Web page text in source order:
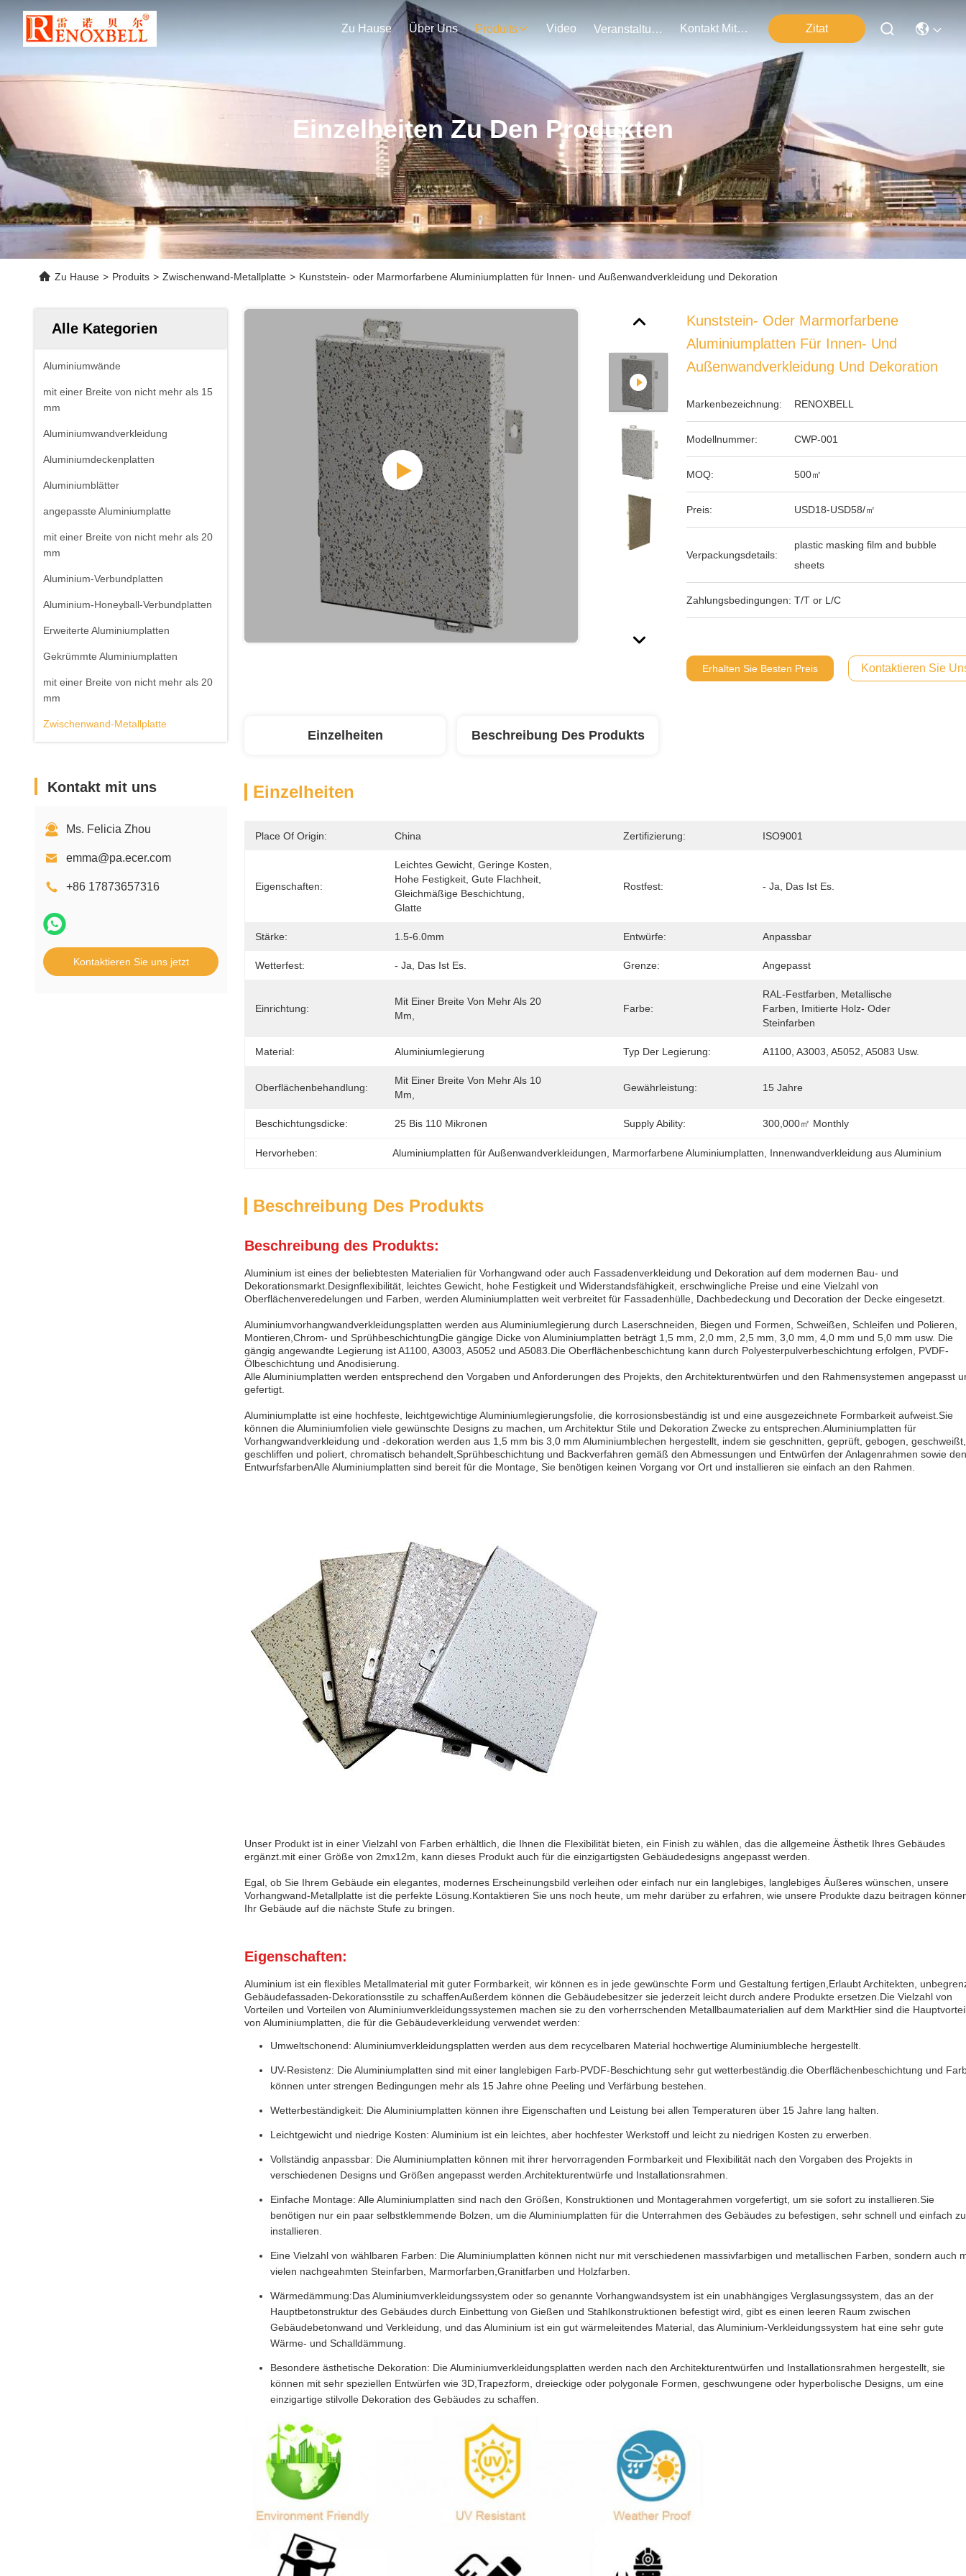
Zu Hause Über Uns Produits Video Veranstaltungen Kontakt Mit Uns Zitat
Einzelheiten Zu Den Produkten
Zu Hause > Produits > Zwischenwand-Metallplatte > Kunststein- oder Marmorfarbene Aluminiumplatten für Innen- und Außenwandverkleidung und Dekoration
Alle Kategorien
Aluminiumwände
mit einer Breite von nicht mehr als 15
mm
Aluminiumwandverkleidung
Aluminiumdeckenplatten
Aluminiumblätter
angepasste Aluminiumplatte
mit einer Breite von nicht mehr als 20
mm
Aluminium-Verbundplatten
Aluminium-Honeyball-Verbundplatten
Erweiterte Aluminiumplatten
Gekrümmte Aluminiumplatten
mit einer Breite von nicht mehr als 20
mm
Zwischenwand-Metallplatte
Kontakt mit uns
Ms. Felicia Zhou
emma@pa.ecer.com
+86 17873657316
Kontaktieren Sie uns jetzt
Kunststein- Oder Marmorfarbene
Aluminiumplatten Für Innen- Und
Außenwandverkleidung Und Dekoration
Markenbezeichnung: RENOXBELL
Modellnummer: CWP-001
MOQ: 500㎡
Preis: USD18-USD58/㎡
Verpackungsdetails:
plastic masking film and bubble
sheets
Zahlungsbedingungen: T/T or L/C
Erhalten Sie Besten Preis Kontaktieren Sie
Einzelheiten Beschreibung Des Produkts
Einzelheiten
Place Of Origin: China Zertifizierung: ISO9001
Eigenschaften:
Leichtes Gewicht, Geringe Kosten,
Hohe Festigkeit, Gute Flachheit,
Gleichmäßige Beschichtung,
Glatte
Rostfest: - Ja, Das Ist Es.
Stärke: 1.5-6.0mm Entwürfe: Anpassbar
Wetterfest: - Ja, Das Ist Es. Grenze: Angepasst
Einrichtung:
Mit Einer Breite Von Mehr Als 20
Mm,
Farbe:
RAL-Festfarben, Metallische
Farben, Imitierte Holz- Oder
Steinfarben
Material: Aluminiumlegierung Typ Der Legierung: A1100, A3003, A5052, A5083 Usw.
Oberflächenbehandlung:
Mit Einer Breite Von Mehr Als 10
Mm,
Gewährleistung: 15 Jahre
Beschichtungsdicke: 25 Bis 110 Mikronen Supply Ability: 300,000㎡ Monthly
Hervorheben: Aluminiumplatten für Außenwandverkleidungen Marmorfarbene Aluminiumplatten Innenwandverkleidung aus Aluminium
Beschreibung Des Produkts
Beschreibung des Produkts:
Aluminium ist eines der beliebtesten Materialien für Vorhangwand oder auch Fassadenverkleidung und Dekoration auf dem modernen Bau- und
Dekorationsmarkt.Designflexibilität, leichtes Gewicht, hohe Festigkeit und Widerstandsfähigkeit, erschwingliche Preise und eine Vielzahl von
Oberflächenveredelungen und Farben, werden Aluminiumplatten weit verbreitet für Fassadenhülle, Dachbedeckung und Decoration der Decke eingesetzt.
Aluminiumvorhangwandverkleidungsplatten werden aus Aluminiumlegierung durch Laserschneiden, Biegen und Formen, Schweißen, Schleifen und Polieren,
Montieren,Chrom- und SprühbeschichtungDie gängige Dicke von Aluminiumplatten beträgt 1,5 mm, 2,0 mm, 2,5 mm, 3,0 mm, 4,0 mm und 5,0 mm usw. Die
gängig angewandte Legierung ist A1100, A3003, A5052 und A5083.Die Oberflächenbeschichtung kann durch Polyesterpulverbeschichtung erfolgen, PVDF-
Ölbeschichtung und Anodisierung.
Alle Aluminiumplatten werden entsprechend den Vorgaben und Anforderungen des Projekts, den Architekturentwürfen und den Rahmensystemen angepasst
gefertigt.
Aluminiumplatte ist eine hochfeste, leichtgewichtige Aluminiumlegierungsfolie, die korrosionsbeständig ist und eine ausgezeichnete Formbarkeit aufweist.Sie
können die Aluminiumfolien viele gewünschte Designs zu machen, um Architektur Stile und Dekoration Zwecke zu entsprechen.Aluminiumplatten für
Vorhangwandverkleidung und -dekoration werden aus 1,5 mm bis 3,0 mm Aluminiumblechen hergestellt, indem sie geschnitten, geprüft, gebogen, geschweißt,
geschliffen und poliert, chromatisch behandelt,Sprühbeschichtung und Backverfahren gemäß den Abmessungen und Entwürfen der Anlagenrahmen sowie den
EntwurfsfarbenAlle Aluminiumplatten sind bereit für die Montage, Sie benötigen keinen Vorgang vor Ort und installieren sie einfach an den Rahmen.
Unser Produkt ist in einer Vielzahl von Farben erhältlich, die Ihnen die Flexibilität bieten, ein Finish zu wählen, das die allgemeine Ästhetik Ihres Gebäudes
ergänzt.mit einer Größe von 2mx12m, kann dieses Produkt auch für die einzigartigsten Gebäudedesigns angepasst werden.
Egal, ob Sie Ihrem Gebäude ein elegantes, modernes Erscheinungsbild verleihen oder einfach nur ein langlebiges, langlebiges Äußeres wünschen, unsere
Vorhangwand-Metallplatte ist die perfekte Lösung.Kontaktieren Sie uns noch heute, um mehr darüber zu erfahren, wie unsere Produkte dazu beitragen
Ihr Gebäude auf die nächste Stufe zu bringen.
Eigenschaften:
Aluminium ist ein flexibles Metallmaterial mit guter Formbarkeit, wir können es in jede gewünschte Form und Gestaltung fertigen,Erlaubt Architekten,
Gebäudefassaden-Dekorationsstile zu schaffenAußerdem können die Gebäudebesitzer sie jederzeit leicht durch andere Produkte ersetzen.Die Vielzahl von
Vorteilen und Vorteilen von Aluminiumverkleidungssystemen machen sie zu den vorherrschenden Metallbaumaterialien auf dem MarktHier sind die
von Aluminiumplatten, die für die Gebäudeverkleidung verwendet werden:
Umweltschonend: Aluminiumverkleidungsplatten werden aus dem recycelbaren Material hochwertige Aluminiumbleche hergestellt.
UV-Resistenz: Die Aluminiumplatten sind mit einer langlebigen Farb-PVDF-Beschichtung sehr gut wetterbeständig.die Oberflächenbeschichtung und
können unter strengen Bedingungen mehr als 15 Jahre ohne Peeling und Verfärbung bestehen.
Wetterbeständigkeit: Die Aluminiumplatten können ihre Eigenschaften und Leistung bei allen Temperaturen über 15 Jahre lang halten.
Leichtgewicht und niedrige Kosten: Aluminium ist ein leichtes, aber hochfester Werkstoff und leicht zu niedrigen Kosten zu erwerben.
Vollständig anpassbar: Die Aluminiumplatten können mit ihrer hervorragenden Formbarkeit und Flexibilität nach den Vorgaben des Projekts in
verschiedenen Designs und Größen angepasst werden.Architekturentwürfe und Installationsrahmen.
Einfache Montage: Alle Aluminiumplatten sind nach den Größen, Konstruktionen und Montagerahmen vorgefertigt, um sie sofort zu installieren.Sie
benötigen nur ein paar selbstklemmende Bolzen, um die Aluminiumplatten für die Unterrahmen des Gebäudes zu befestigen, sehr schnell und einfach zu
installieren.
Eine Vielzahl von wählbaren Farben: Die Aluminiumplatten können nicht nur mit verschiedenen massivfarbigen und metallischen Farben, sondern auch
vielen nachgeahmten Steinfarben, Marmorfarben,Granitfarben und Holzfarben.
Wärmedämmung:Das Aluminiumverkleidungssystem oder so genannte Vorhangwandsystem ist ein unabhängiges Verglasungssystem, das an der
Hauptbetonstruktur des Gebäudes durch Einbettung von Gießen und Stahlkonstruktionen befestigt wird, gibt es einen leeren Raum zwischen
Gebäudebetonwand und Verkleidung, und das Aluminium ist ein gut wärmeleitendes Material, das Aluminium-Verkleidungssystem hat eine sehr gute
Wärme- und Schalldämmung.
Besondere ästhetische Dekoration: Die Aluminiumverkleidungsplatten werden nach den Architekturentwürfen und Installationsrahmen hergestellt, sie
können mit sehr speziellen Entwürfen wie 3D,Trapezform, dreieckige oder polygonale Formen, geschwungene oder hyperbolische Designs, um eine
einzigartige stilvolle Dekoration des Gebäudes zu schaffen.